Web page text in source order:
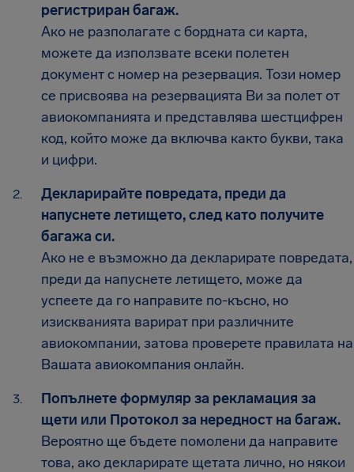
регистриран багаж.
Ако не разполагате с бордната си карта,
можете да използвате всеки полетен
документ с номер на резервация. Този номер
се присвоява на резервацията Ви за полет от
авиокомпанията и представлява шестцифрен
код, който може да включва както букви, така
и цифри.
Декларирайте повредата, преди да
напуснете летището, след като получите
багажа си.
Ако не е възможно да декларирате повредата,
преди да напуснете летището, може да
успеете да го направите по-късно, но
изискванията варират при различните
авиокомпании, затова проверете правилата на
Вашата авиокомпания онлайн.
Попълнете формуляр за рекламация за
щети или Протокол за нередност на багаж.
Вероятно ще бъдете помолени да направите
това, ако декларирате щетата лично, но някои